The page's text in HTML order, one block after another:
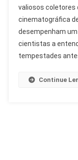
valiosos coletores
cinematográfica
desempenham
cientistas a
tempestades
Continue